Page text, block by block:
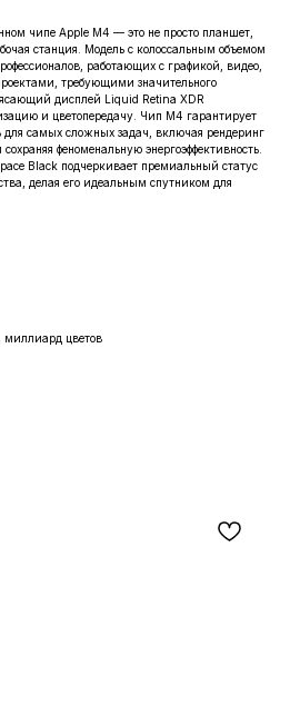
чипе Apple M4 — это не просто планшет,
станция. Модель с колоссальным объемом
работающих с графикой, видео,
требующими значительного
дисплей Liquid Retina XDR
и цветопередачу. Чип M4 гарантирует
для самых сложных задач, включая рендеринг
феноменальную энергоэффективность.
Black подчеркивает премиальный статус
делая его идеальным спутником для
миллиард цветов